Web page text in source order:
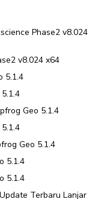
Phase2 v8.024
v8.024 x64
5.1.4
Geo 5.1.4
Geo 5.1.4
5.1.4
5.1.4
Terbaru Lanjar